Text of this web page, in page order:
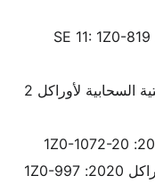
مساعد معتمد في أساسيات البنية التحتية السحابية لأوراكل 2
مهندس معماري محترف معتمد من أوراكل 2020: 1Z0-997